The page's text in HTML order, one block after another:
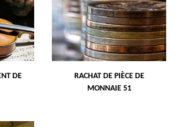
DE
RACHAT DE PIÈCE DE
MONNAIE 51